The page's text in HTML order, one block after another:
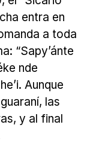
entra en
a toda
“Sapy’ánte
nde
Aunque
las
y al final